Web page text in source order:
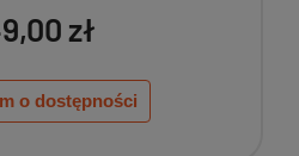
zł
o dostępności